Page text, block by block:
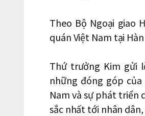
Theo Bộ Ngoại giao
quán Việt Nam tại
Thứ trưởng Kim gửi
những đóng góp
Nam và sự phát triển
sắc nhất tới nhân